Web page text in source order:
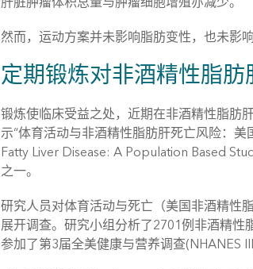
然而，运动方案并未影响脂肪变性，也未影
定期锻炼对非酒精性脂
锻炼使临床受益之处，近期在非酒精性脂肪
示“体育活动与非酒精性脂肪肝死亡风险：
Fatty Liver Disease: A Population Based
之一。
研究人员对体育活动与死亡（美国非酒精性
展开调查。研究小组分析了2701例非酒精
参加了第3届全美健康与营养调查(NHANES